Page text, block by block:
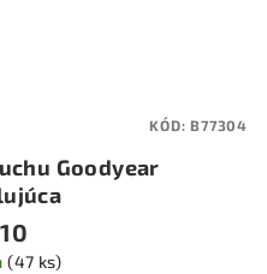
Goodyear
(47 ks)
KÓD:B77304